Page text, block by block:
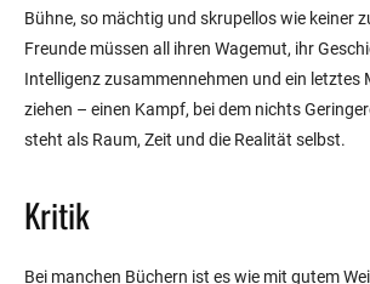
Bühne, so mächtig und skrupellos wie keiner
Freunde müssen all ihren Wagemut, ihr
Intelligenz zusammennehmen und ein letztes
ziehen – einen Kampf, bei dem nichts
steht als Raum, Zeit und die Realität selbst.
Kritik
Bei manchen Büchern ist es wie mit gutem